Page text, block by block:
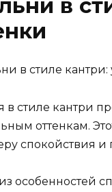
в
в стиле кантри
оттенкам.
спокойствия и
особенностей